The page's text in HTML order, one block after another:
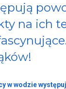
na ich
w wodzie